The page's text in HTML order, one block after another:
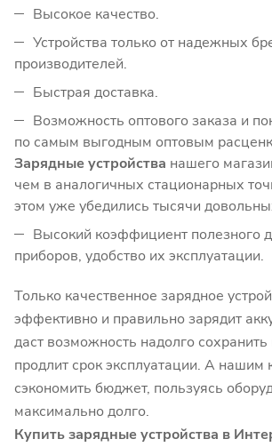
Высокое качество.
Устройства только от надежных
производителей.
Быстрая доставка.
Возможность оптового заказа и
по самым выгодным оптовым
Зарядные устройства нашего
чем в аналогичных стационарных
этом уже убедились тысячи
Высокий коэффициент полезного
приборов, удобство их эксплуатации.
Только качественное зарядное
эффективно и правильно зарядит
даст возможность надолго сохранить
продлит срок эксплуатации. А нашим
сэкономить бюджет, пользуясь
максимально долго.
Купить зарядные устройства в